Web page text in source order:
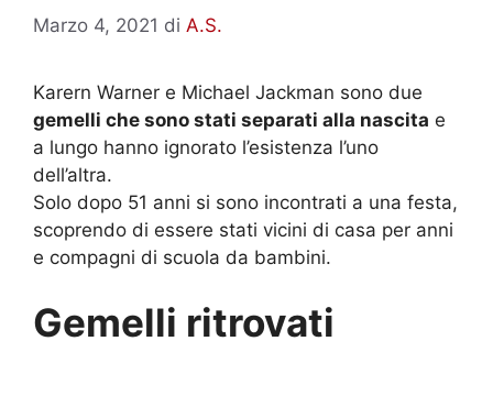
Marzo 4, 2021 di A.S.
Karern Warner e Michael Jackman sono due
gemelli che sono stati separati alla nascita e
a lungo hanno ignorato l’esistenza l’uno
dell’altra.
Solo dopo 51 anni si sono incontrati a una festa,
scoprendo di essere stati vicini di casa per anni
e compagni di scuola da bambini.
Gemelli ritrovati